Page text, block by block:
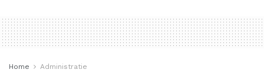
Home Administratie